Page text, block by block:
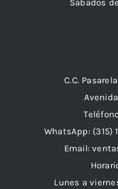
Sábados
C.C.
WhatsApp: (315)
Email:
Lunes a